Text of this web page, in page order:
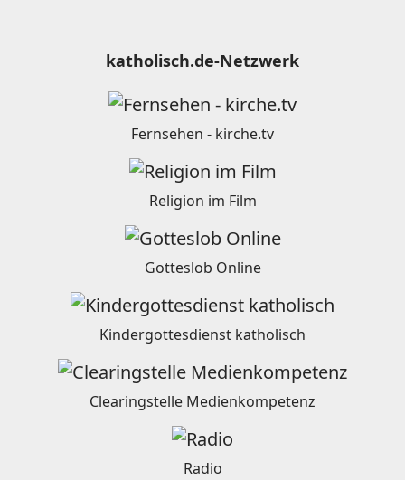
katholisch.de-Netzwerk
Fernsehen - kirche.tv
Religion im Film
Gotteslob Online
Kindergottesdienst katholisch
Clearingstelle Medienkompetenz
Radio